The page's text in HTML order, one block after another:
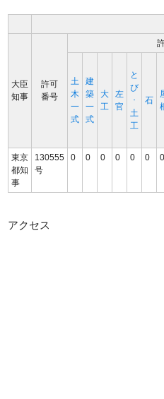
大臣
知事
許可
番号
土
木
一
式
建
築
一
式
大
工
左
官
と
び
･
土
工
石
東京
都知
事
130555
号
0 0 0 0 0 0 0
アクセス